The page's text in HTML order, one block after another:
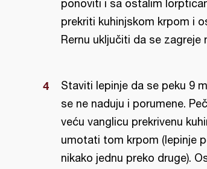
ponoviti i sa ostalim
prekriti kuhinjskom krpom i
Rernu uključiti da se zagreje
Staviti lepinje da se peku 9
se ne naduju i porumene.
veću vanglicu prekrivenu
umotati tom krpom (lepinje
nikako jednu preko druge).